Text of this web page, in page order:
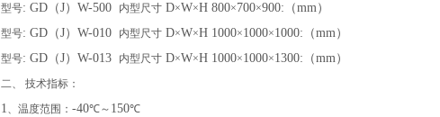
型号: GD（J）W-500 内型尺寸 D×W×H 800×700×900:（mm）
型号: GD（J）W-010 内型尺寸 D×W×H 1000×1000×1000:（mm）
型号: GD（J）W-013 内型尺寸 D×W×H 1000×1000×1300:（mm）
二、 技术指标：
1、温度范围： -40℃～ 150℃